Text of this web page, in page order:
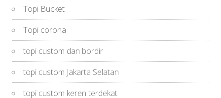
Topi Bucket
Topi corona
topi custom dan bordir
topi custom Jakarta Selatan
topi custom keren terdekat